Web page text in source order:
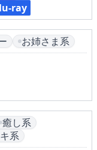
ray
お姉さま系
癒し系
系